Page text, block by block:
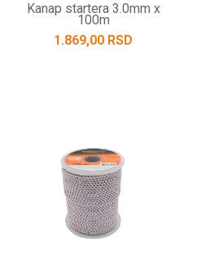
Kanap startera 3.0mm x
100m
1.869,00 RSD